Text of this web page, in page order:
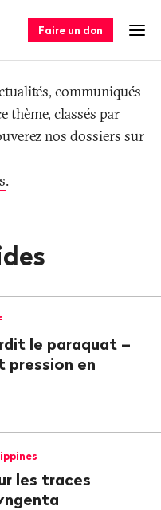
Faire un don
communiqués
thème, classés par
nos dossiers sur
.
le paraquat –
en
les traces